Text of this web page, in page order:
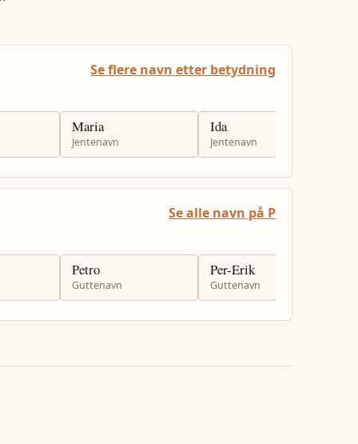
Se flere navn etter betydning
Maria
Jentenavn
Ida
Jentenavn
Se alle navn på P
Petro
Guttenavn
Per-Erik
Guttenavn